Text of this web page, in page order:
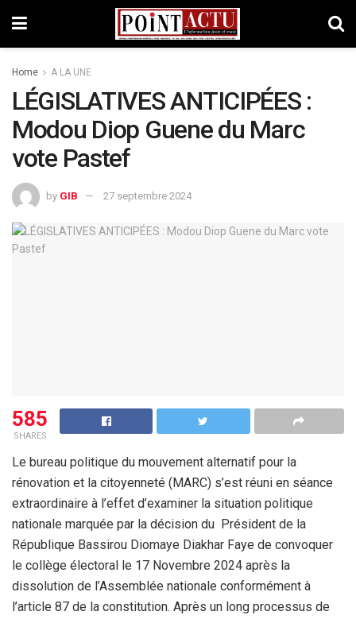
Home A LA UNE
LÉGISLATIVES ANTICIPÉES :
Modou Diop Guene du Marc
vote Pastef
by GIB 27 septembre 2024
585
SHARES
Le bureau politique du mouvement alternatif pour la
rénovation et la citoyenneté (MARC) s’est réuni en séance
extraordinaire à l’effet d’examiner la situation politique
nationale marquée par la décision du Président de la
République Bassirou Diomaye Diakhar Faye de convoquer
le collège électoral le 17 Novembre 2024 après la
dissolution de l’Assemblée nationale conformément à
l’article 87 de la constitution. Après un long processus de